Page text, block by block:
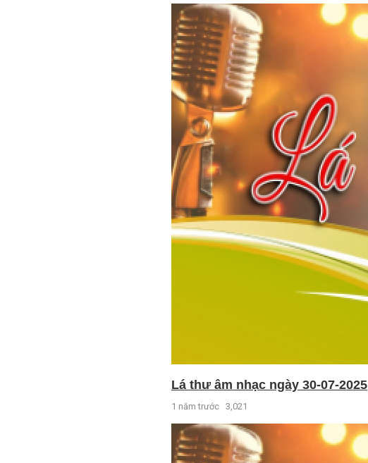
Lá thư âm nhạc ngày 30-07-2025
1 năm trước 3,021